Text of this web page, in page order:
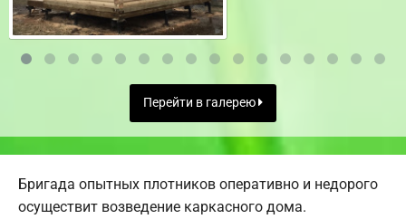
Перейти в галерею
Бригада опытных плотников оперативно и недорого
осуществит возведение каркасного дома.